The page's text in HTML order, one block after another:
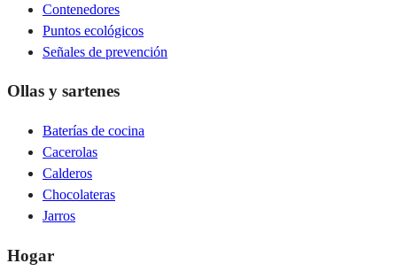
Contenedores
Puntos ecológicos
Señales de prevención
Ollas y sartenes
Baterías de cocina
Cacerolas
Calderos
Chocolateras
Jarros
Hogar